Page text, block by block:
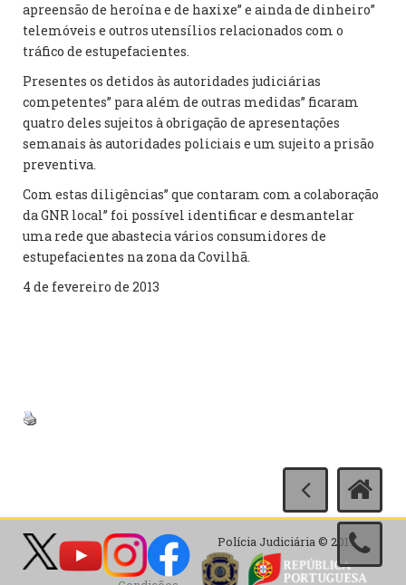
apreensão de heroína e de haxixe” e ainda de dinheiro”
telemóveis e outros utensílios relacionados com o
tráfico de estupefacientes.
Presentes os detidos às autoridades judiciárias
competentes” para além de outras medidas” ficaram
quatro deles sujeitos à obrigação de apresentações
semanais às autoridades policiais e um sujeito a prisão
preventiva.
Com estas diligências” que contaram com a colaboração
da GNR local” foi possível identificar e desmantelar
uma rede que abastecia vários consumidores de
estupefacientes na zona da Covilhã.
4 de fevereiro de 2013
Polícia Judiciária © 2017